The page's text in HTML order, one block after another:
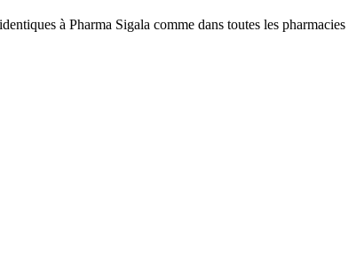
à Pharma Sigala comme dans toutes les pharmacies